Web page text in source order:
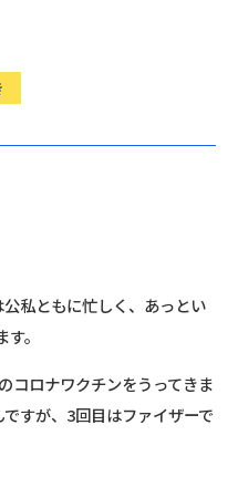
私ともに忙しく、あっとい
。
コロナワクチンをうってきま
すが、3回目はファイザーで